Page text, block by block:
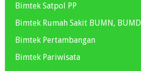
Bimtek Satpol PP
Bimtek Rumah Sakit BUMN, BUMD
Bimtek Pertambangan
Bimtek Pariwisata